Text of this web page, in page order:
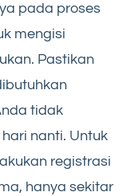
pada proses
mengisi
Pastikan
tidak
nanti. Untuk
registrasi
hanya sekitar